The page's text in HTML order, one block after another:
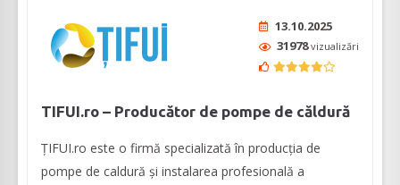
13.10.2025
31978vizualizări
TIFUI.ro – Producător de pompe de căldură
ȚIFUI.ro este o firmă specializată în producția de
pompe de caldură şi instalarea profesională a